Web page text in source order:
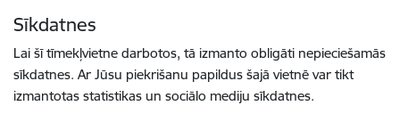
Sīkdatnes
Lai šī tīmekļvietne darbotos, tā izmanto obligāti nepieciešamās
sīkdatnes. Ar Jūsu piekrišanu papildus šajā vietnē var tikt
izmantotas statistikas un sociālo mediju sīkdatnes.